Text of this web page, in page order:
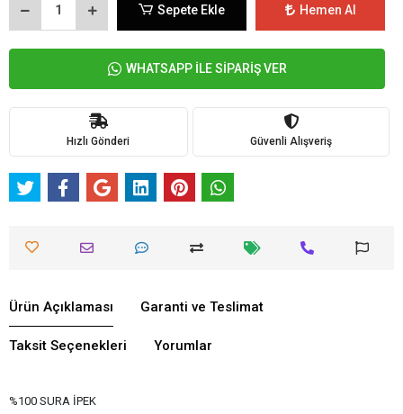
Sepete Ekle Hemen Al
WHATSAPP İLE SİPARİŞ VER
Hızlı Gönderi Güvenli Alışveriş
Ürün Açıklaması Garanti ve Teslimat
Taksit Seçenekleri Yorumlar
%100 SURA İPEK